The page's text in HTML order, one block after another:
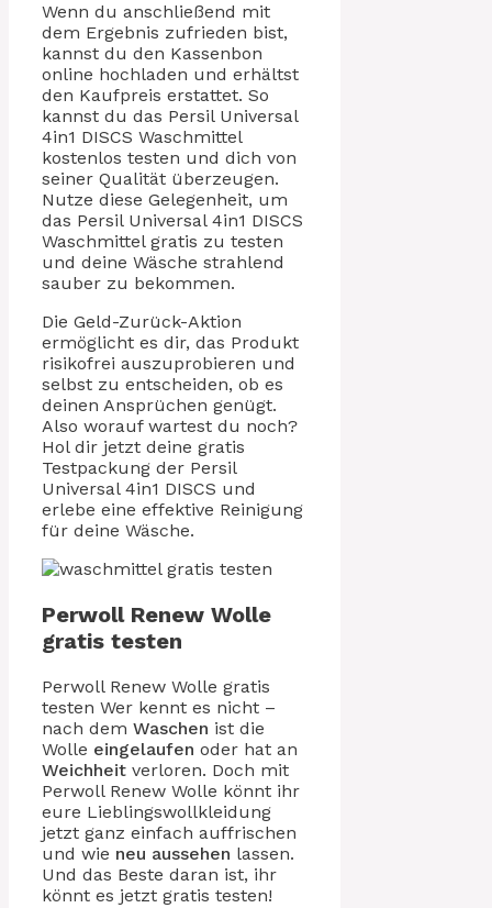
Wenn du anschließend mit
dem Ergebnis zufrieden bist,
kannst du den Kassenbon
online hochladen und erhältst
den Kaufpreis erstattet. So
kannst du das Persil Universal
4in1 DISCS Waschmittel
kostenlos testen und dich von
seiner Qualität überzeugen.
Nutze diese Gelegenheit, um
das Persil Universal 4in1 DISCS
Waschmittel gratis zu testen
und deine Wäsche strahlend
sauber zu bekommen.
Die Geld-Zurück-Aktion
ermöglicht es dir, das Produkt
risikofrei auszuprobieren und
selbst zu entscheiden, ob es
deinen Ansprüchen genügt.
Also worauf wartest du noch?
Hol dir jetzt deine gratis
Testpackung der Persil
Universal 4in1 DISCS und
erlebe eine effektive Reinigung
für deine Wäsche.
Perwoll Renew Wolle
gratis testen
Perwoll Renew Wolle gratis
testen Wer kennt es nicht –
nach dem Waschen ist die
Wolle eingelaufen oder hat an
Weichheit verloren. Doch mit
Perwoll Renew Wolle könnt ihr
eure Lieblingswollkleidung
jetzt ganz einfach auffrischen
und wie neu aussehen lassen.
Und das Beste daran ist, ihr
könnt es jetzt gratis testen!